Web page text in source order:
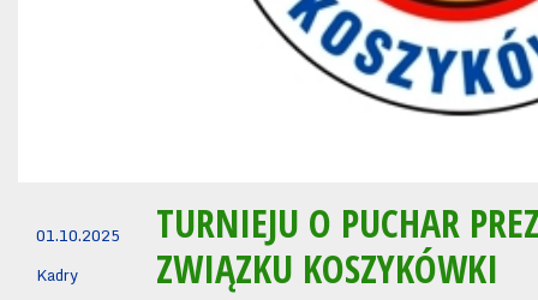
01.10.2025
Kadry
TURNIEJU O PUCHAR
ZWIĄZKU KOSZYKÓWKI